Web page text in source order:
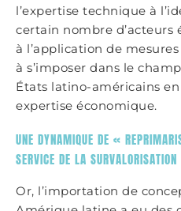
l’expertise technique à
certain nombre d’acteurs
à l’application de
à s’imposer dans le
États latino-américains
expertise économique.
UNE DYNAMIQUE DE «
SERVICE DE LA
Or, l’importation de